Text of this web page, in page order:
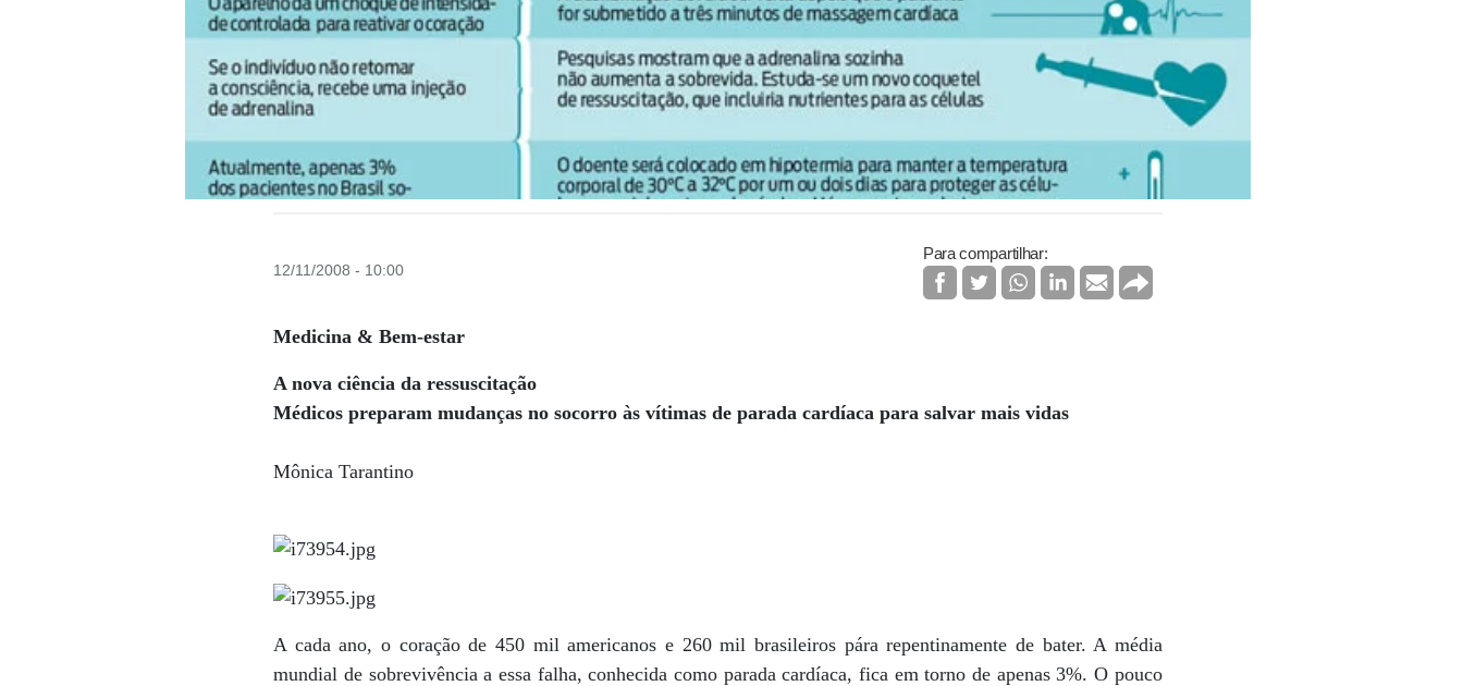
12/11/2008 - 10:00
Para compartilhar:
Medicina & Bem-estar
A nova ciência da ressuscitação
Médicos preparam mudanças no socorro às vítimas de parada cardíaca para salvar mais vidas
Mônica Tarantino
A cada ano, o coração de 450 mil americanos e 260 mil brasileiros pára repentinamente de bater. A média
mundial de sobrevivência a essa falha, conhecida como parada cardíaca, fica em torno de apenas 3%. O pouco